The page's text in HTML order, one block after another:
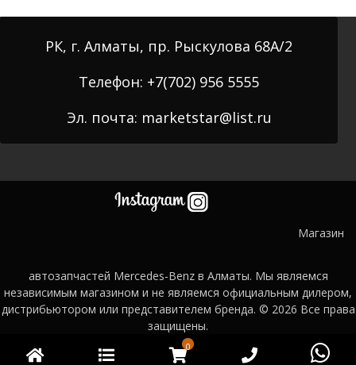
РК, г. Алматы, пр. Рыскулова 68А/2
Телефон: +7(702) 956 5555
Эл. почта: marketstar@list.ru
Магазин
автозапчастей Mercedes-Benz в Алматы. Мы являемся
независимым магазином и не являемся официальным дилером,
дистрибьютором или представителем бренда. © 2026 Все права
защищены.
Главная Категории
0WooCommerce